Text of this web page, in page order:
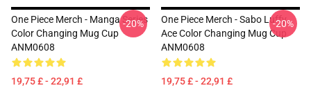
One Piece Merch - Manga Series
Color Changing Mug Cup
ANM0608
19,75 £ - 22,91 £
-20%
One Piece Merch - Sabo Luffy
Ace Color Changing Mug Cup
ANM0608
19,75 £ - 22,91 £
-20%